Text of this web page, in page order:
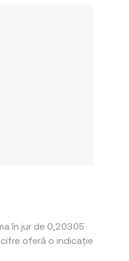
în jur de 0,20305
oferă o indicație